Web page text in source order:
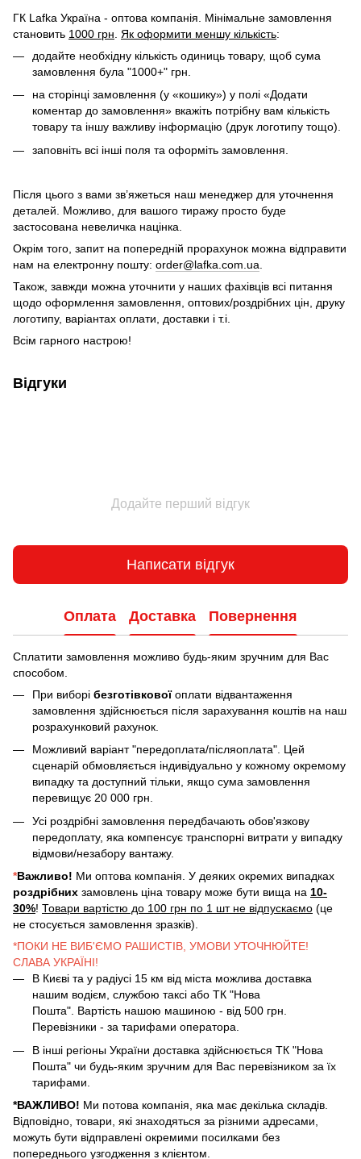
ГК Lafka Україна - оптова компанія. Мінімальне замовлення
становить 1000 грн Як оформити меншу кількість:
додайте необхідну кількість одиниць товару, щоб сума
замовлення була "1000+" грн.
на сторінці замовлення (у «кошику») у полі «Додати
коментар до замовлення» вкажіть потрібну вам кількість
товару та іншу важливу інформацію (друк логотипу тощо).
заповніть всі інші поля та оформіть замовлення.
Після цього з вами зв’яжеться наш менеджер для уточнення
деталей. Можливо, для вашого тиражу просто буде
застосована невеличка націнка.
Окрім того, запит на попередній прорахунок можна відправити
нам на електронну пошту: order@lafka.com.ua
Також, завжди можна уточнити у наших фахівців всі питання
щодо оформлення замовлення, оптових/роздрібних цін, друку
логотипу, варіантах оплати, доставки і т.і.
Всім гарного настрою!
Відгуки
Додайте перший відгук
Написати відгук
Оплата Доставка Повернення
Сплатити замовлення можливо будь-яким зручним для Вас
способом.
При виборі безготівковоїоплати відвантаження
замовлення здійснюється після зарахування коштів на наш
розрахунковий рахунок.
Можливий варіант "передоплата/післяоплата". Цей
сценарій обмовляється індивідуально у кожному окремому
випадку та доступний тільки, якщо сума замовлення
перевищує 20 000 грн.
Усі роздрібні замовлення передбачають обов'язкову
передоплату, яка компенсує транспорні витрати у випадку
відмови/незабору вантажу.
*Важливо! Ми оптова компанія. У деяких окремих випадках
роздрібних замовлень ціна товару може бути вища на 10-
30%! Товари вартістю до 100 грн по 1 шт не відпускаємо (це
не стосується замовлення зразків).
*ПОКИ НЕ ВИБ'ЄМО РАШИСТІВ, УМОВИ УТОЧНЮЙТЕ!
СЛАВА УКРАЇНІ!
В Києві та у радіусі 15 км від міста можлива доставка
нашим водієм, службою таксі або ТК "Нова
Пошта". Вартість нашою машиною - від 500 грн.
Перевізники - за тарифами оператора.
В інші регіоны України доставка здійснюється ТК "Нова
Пошта" чи будь-яким зручним для Вас перевізником за їх
тарифами.
*ВАЖЛИВО! Ми потова компанія, яка має декілька складів.
Відповідно, товари, які знаходяться за різними адресами,
можуть бути відправлені окремими посилками без
попереднього узгодження з клієнтом.